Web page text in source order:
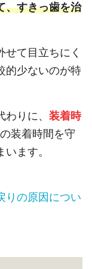
、すきっ歯を治
せて目立ちにく
的少ないのが特
りに、 装着時
装着時間を守
ます。
りの原因につい